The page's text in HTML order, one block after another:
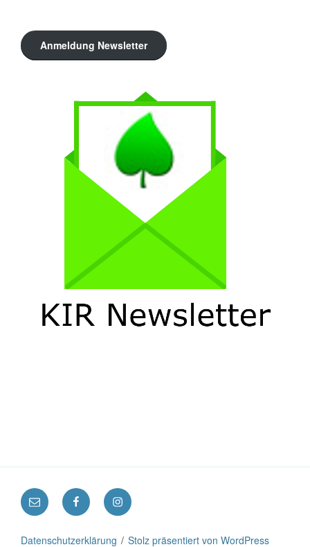
Anmeldung Newsletter
E-
Mail:
FacebookInstagram
Datenschutzerklärung Stolz präsentiert von WordPress